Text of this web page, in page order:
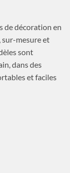
de décoration en
sur-mesure et
sont
dans des
et faciles